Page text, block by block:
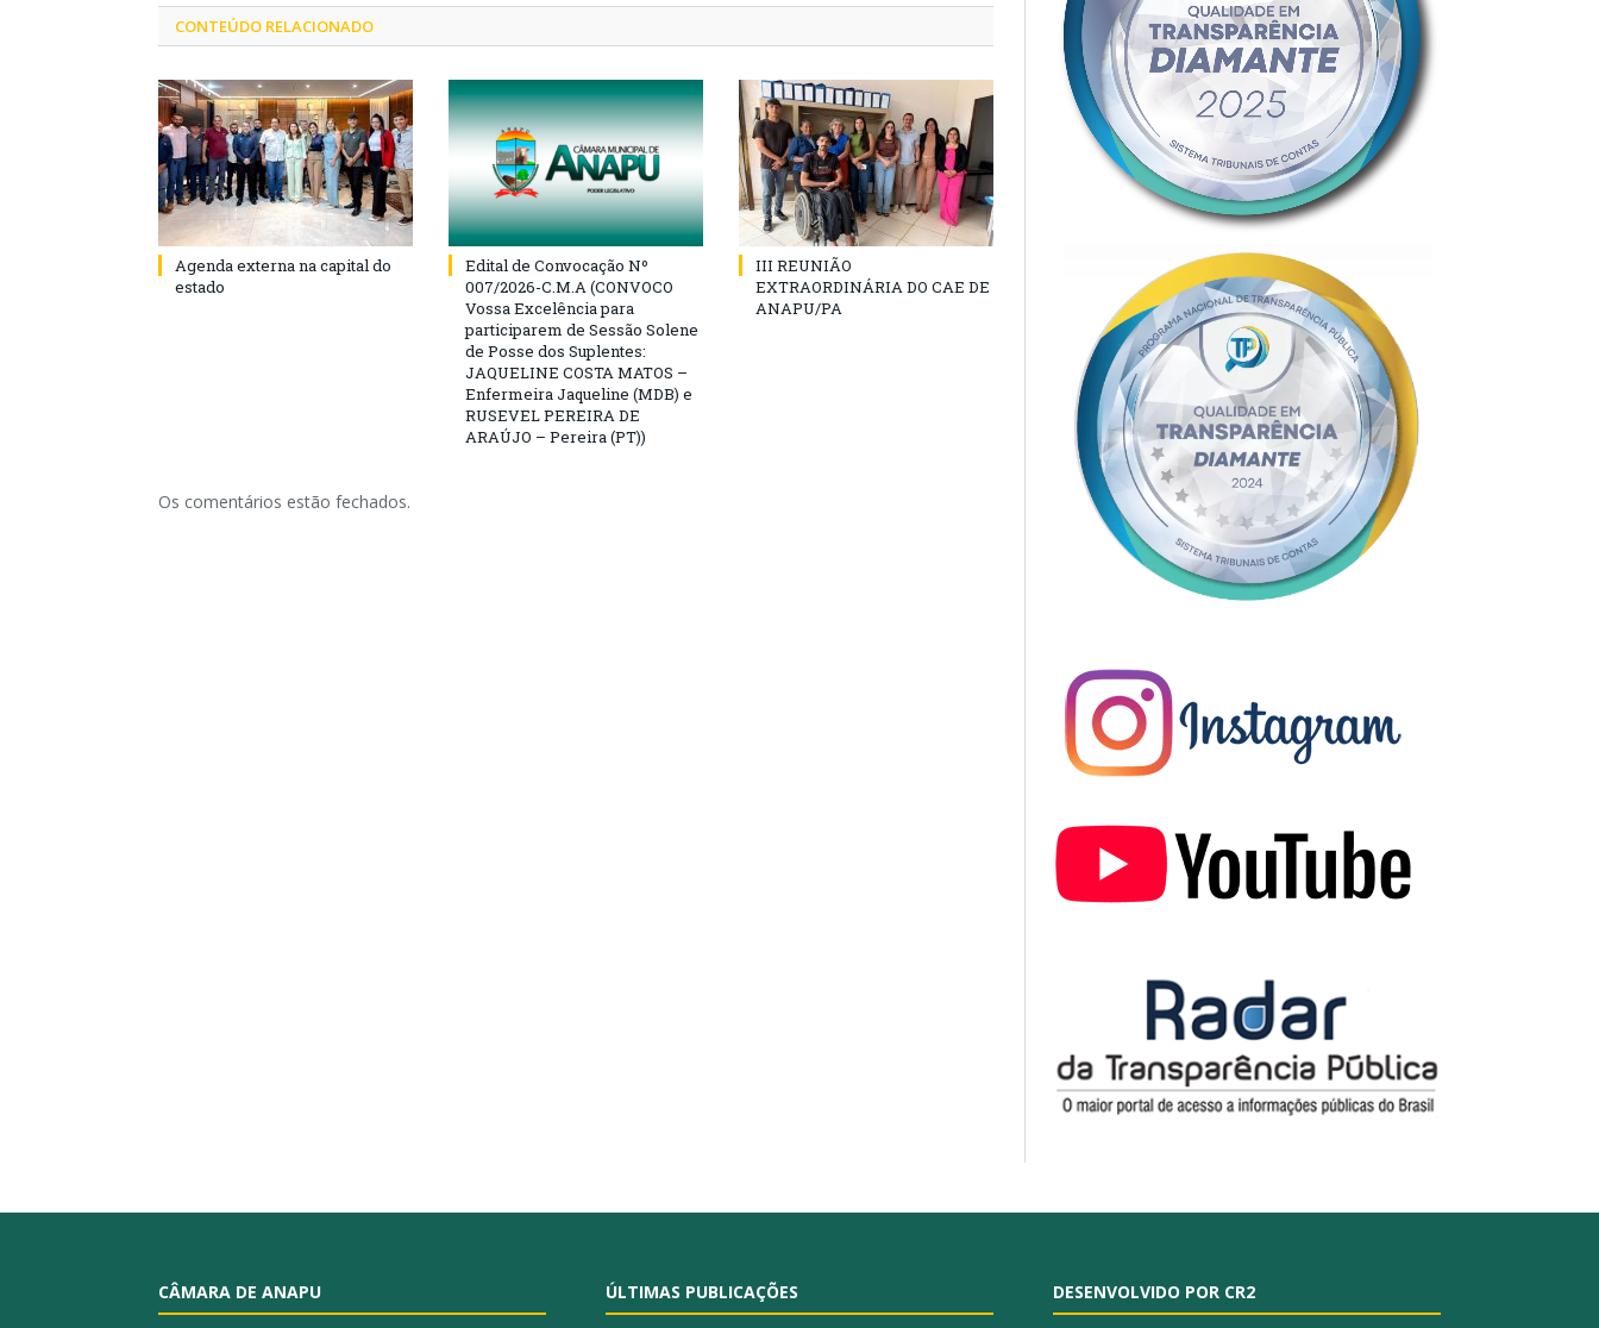
CONTEÚDO RELACIONADO
Agenda externa na capital do
estado
Edital de Convocação Nº
007/2026-C.M.A (CONVOCO
Vossa Excelência para
participarem de Sessão Solene
de Posse dos Suplentes:
JAQUELINE COSTA MATOS –
Enfermeira Jaqueline (MDB) e
RUSEVEL PEREIRA DE
ARAÚJO – Pereira (PT))
III REUNIÃO
EXTRAORDINÁRIA DO CAE DE
ANAPU/PA
Os comentários estão fechados.
CÂMARA DE ANAPU ÚLTIMAS PUBLICAÇÕES DESENVOLVIDO POR CR2